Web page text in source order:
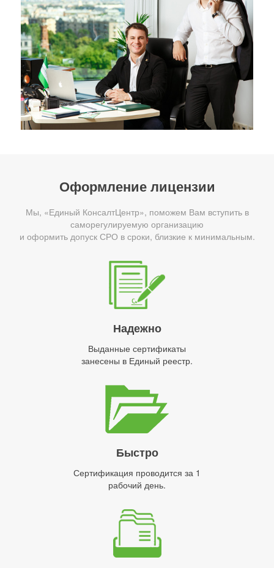
Оформление лицензии
Мы, «Единый КонсалтЦентр», поможем Вам вступить в
саморегулируемую организацию
и оформить допуск СРО в сроки, близкие к минимальным.
Надежно
Выданные сертификаты
занесены в Единый реестр.
Быстро
Сертификация проводится за 1
рабочий день.